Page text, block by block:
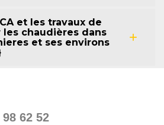
et les travaux de
les chaudières dans
et ses environs
62 52